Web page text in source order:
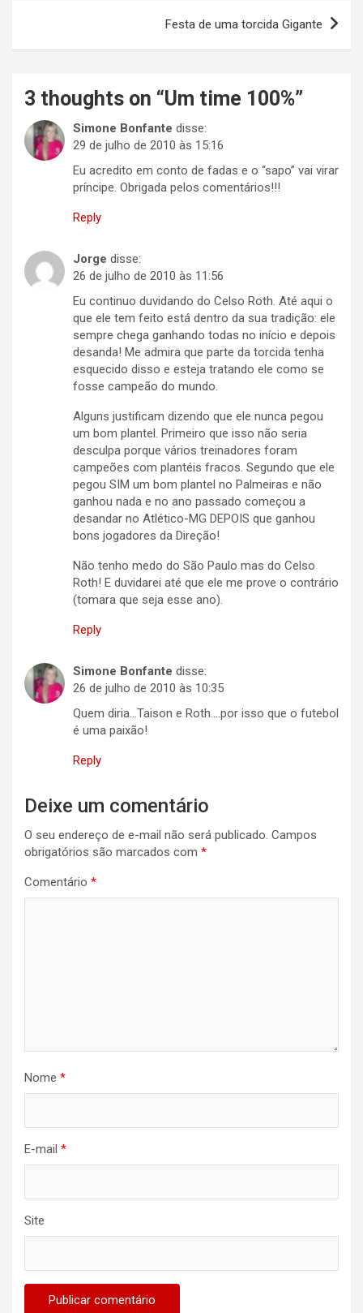
Festa de uma torcida Gigante
3 thoughts on “Um time 100%”
Simone Bonfante disse:
29 de julho de 2010 às 15:16
Eu acredito em conto de fadas e o “sapo” vai virar
príncipe. Obrigada pelos comentários!!!
Reply
Jorge disse:
26 de julho de 2010 às 11:56
Eu continuo duvidando do Celso Roth. Até aqui o
que ele tem feito está dentro da sua tradição: ele
sempre chega ganhando todas no início e depois
desanda! Me admira que parte da torcida tenha
esquecido disso e esteja tratando ele como se
fosse campeão do mundo.
Alguns justificam dizendo que ele nunca pegou
um bom plantel. Primeiro que isso não seria
desculpa porque vários treinadores foram
campeões com plantéis fracos. Segundo que ele
pegou SIM um bom plantel no Palmeiras e não
ganhou nada e no ano passado começou a
desandar no Atlético-MG DEPOIS que ganhou
bons jogadores da Direção!
Não tenho medo do São Paulo mas do Celso
Roth! E duvidarei até que ele me prove o contrário
(tomara que seja esse ano).
Reply
Simone Bonfante disse:
26 de julho de 2010 às 10:35
Quem diria…Taison e Roth….por isso que o futebol
é uma paixão!
Reply
Deixe um comentário
O seu endereço de e-mail não será publicado. Campos
obrigatórios são marcados com *
Comentário *
Nome *
E-mail *
Site